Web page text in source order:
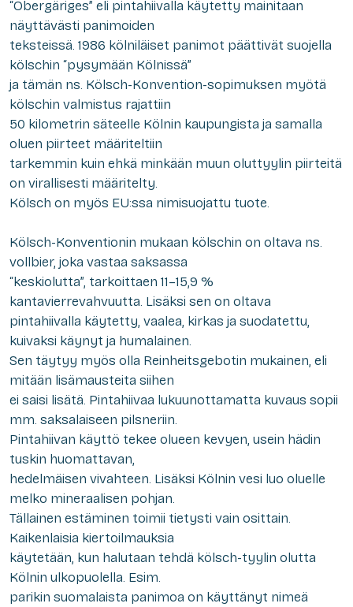
“Obergäriges” eli pintahiivalla käytetty mainitaan
näyttävästi panimoiden
teksteissä. 1986 kölniläiset panimot päättivät suojella
kölschin “pysymään Kölnissä”
ja tämän ns. Kölsch-Konvention-sopimuksen myötä
kölschin valmistus rajattiin
50 kilometrin säteelle Kölnin kaupungista ja samalla
oluen piirteet määriteltiin
tarkemmin kuin ehkä minkään muun oluttyylin piirteitä
on virallisesti määritelty.
Kölsch on myös EU:ssa nimisuojattu tuote.
Kölsch-Konventionin mukaan kölschin on oltava ns.
vollbier, joka vastaa saksassa
“keskiolutta”, tarkoittaen 11–15,9 %
kantavierrevahvuutta. Lisäksi sen on oltava
pintahiivalla käytetty, vaalea, kirkas ja suodatettu,
kuivaksi käynyt ja humalainen.
Sen täytyy myös olla Reinheitsgebotin mukainen, eli
mitään lisämausteita siihen
ei saisi lisätä. Pintahiivaa lukuunottamatta kuvaus sopii
mm. saksalaiseen pilsneriin.
Pintahiivan käyttö tekee olueen kevyen, usein hädin
tuskin huomattavan,
hedelmäisen vivahteen. Lisäksi Kölnin vesi luo oluelle
melko mineraalisen pohjan.
Tällainen estäminen toimii tietysti vain osittain.
Kaikenlaisia kiertoilmauksia
käytetään, kun halutaan tehdä kölsch-tyylin olutta
Kölnin ulkopuolella. Esim.
parikin suomalaista panimoa on käyttänyt nimeä